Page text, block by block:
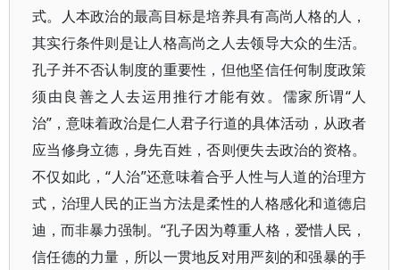
式。人本政治的最高目标是培养具有高尚人格的人，
其实行条件则是让人格高尚之人去领导大众的生活。
孔子并不否认制度的重要性，但他坚信任何制度政策
须由良善之人去运用推行才能有效。儒家所谓“人
治”，意味着政治是仁人君子行道的具体活动，从政者
应当修身立德，身先百姓，否则便失去政治的资格。
不仅如此，“人治”还意味着合乎人性与人道的治理方
式，治理人民的正当方法是柔性的人格感化和道德启
迪，而非暴力强制。“孔子因为尊重人格，爱惜人民，
信任德的力量，所以一贯地反对用严刻的和强暴的手